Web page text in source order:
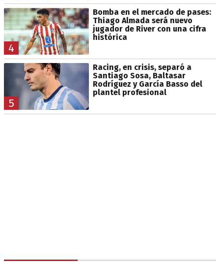
4
Bomba en el mercado de pases:
Thiago Almada será nuevo
jugador de River con una cifra
histórica
5
Racing, en crisis, separó a
Santiago Sosa, Baltasar
Rodríguez y García Basso del
plantel profesional